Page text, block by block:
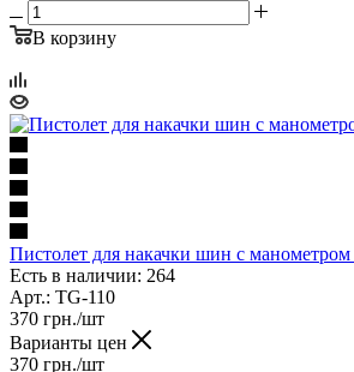
В корзину
Пистолет для накачки шин с манометром
Есть в наличии: 264
Арт.: TG-110
370 грн./шт
Варианты цен
370 грн./шт